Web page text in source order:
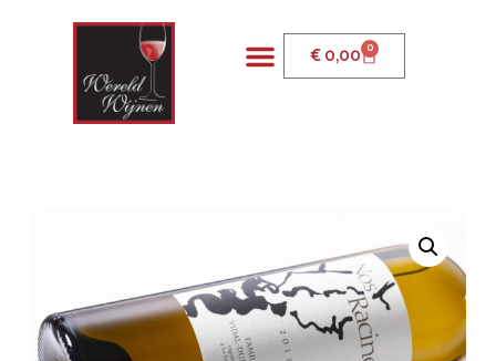
€0,00 0